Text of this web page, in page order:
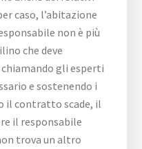
caso, l’abitazione
non è più
che deve
gli esperti
e sostenendo i
il contratto scade, il
il responsabile
trova un altro